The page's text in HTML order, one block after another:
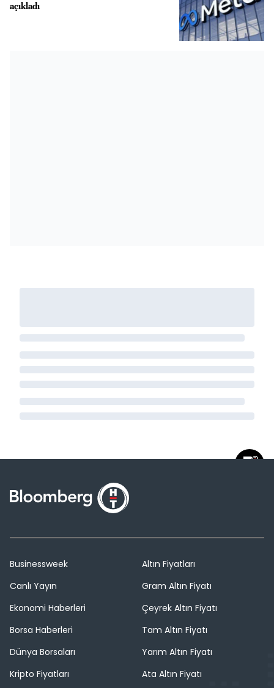
açıkladı
Businessweek
Canlı Yayın
Ekonomi Haberleri
Borsa Haberleri
Dünya Borsaları
Kripto Fiyatları
Altın Fiyatları
Gram Altın Fiyatı
Çeyrek Altın Fiyatı
Tam Altın Fiyatı
Yarım Altın Fiyatı
Ata Altın Fiyatı